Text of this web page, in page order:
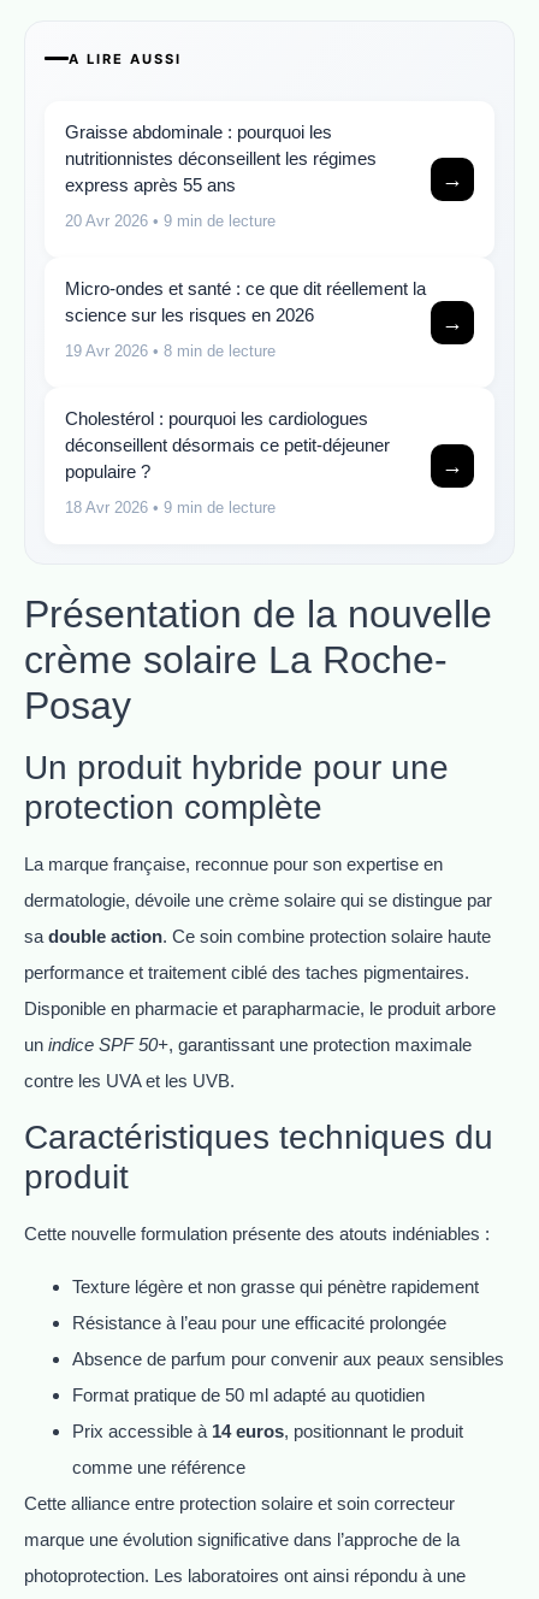
A LIRE AUSSI
Graisse abdominale : pourquoi les
nutritionnistes déconseillent les régimes
express après 55 ans
20 Avr 2026 • 9 min de lecture
→
Micro-ondes et santé : ce que dit réellement la
science sur les risques en 2026
19 Avr 2026 • 8 min de lecture
→
Cholestérol : pourquoi les cardiologues
déconseillent désormais ce petit-déjeuner
populaire ?
18 Avr 2026 • 9 min de lecture
→
Présentation de la nouvelle
crème solaire La Roche-
Posay
Un produit hybride pour une
protection complète
La marque française, reconnue pour son expertise en
dermatologie, dévoile une crème solaire qui se distingue par
sa double action. Ce soin combine protection solaire haute
performance et traitement ciblé des taches pigmentaires.
Disponible en pharmacie et parapharmacie, le produit arbore
un indice SPF 50+, garantissant une protection maximale
contre les UVA et les UVB.
Caractéristiques techniques du
produit
Cette nouvelle formulation présente des atouts indéniables :
Texture légère et non grasse qui pénètre rapidement
Résistance à l’eau pour une efficacité prolongée
Absence de parfum pour convenir aux peaux sensibles
Format pratique de 50 ml adapté au quotidien
Prix accessible à 14 euros, positionnant le produit
comme une référence
Cette alliance entre protection solaire et soin correcteur
marque une évolution significative dans l’approche de la
photoprotection. Les laboratoires ont ainsi répondu à une